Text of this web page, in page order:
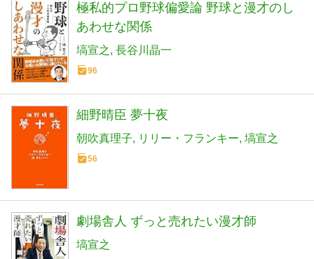
極私的プロ野球偏愛論 野球と漫才のし
あわせな関係
塙宣之 長谷川晶一
96
細野晴臣 夢十夜
朝吹真理子 リリー・フランキー 塙宣之
56
劇場舎人 ずっと売れたい漫才師
塙宣之